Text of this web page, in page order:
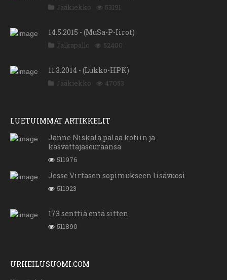
Jääkiekko 53191
14.5.2015 - (MuSa-P-Iirot)
Jalkapallo 52400
11.3.2014 - (Lukko-HPK)
Jääkiekko 47053
LUETUIMMAT ARTIKKELIT
Janne Niskala palaa kotiin ja
kasvattajaseuraansa
511976
Jesse Virtasen sopimukseen lisävuosi
511923
173 senttiä entä sitten
511890
URHEILUSUOMI.COM